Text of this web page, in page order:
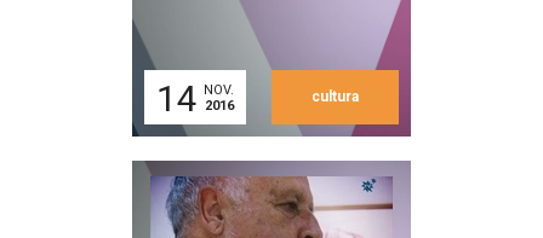
14 NOV.
2016
cultura